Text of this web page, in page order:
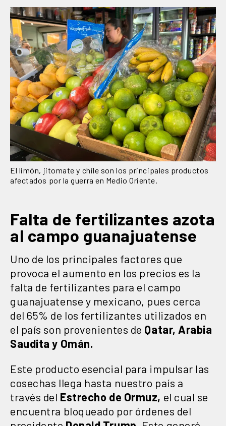
El limón, jitomate y chile son los principales productos
afectados por la guerra en Medio Oriente.
Falta de fertilizantes azota
al campo guanajuatense
Uno de los principales factores que
provoca el aumento en los precios es la
falta de fertilizantes para el campo
guanajuatense y mexicano, pues cerca
del 65% de los fertilizantes utilizados en
el país son provenientes de Qatar, Arabia
Saudita y Omán.
Este producto esencial para impulsar las
cosechas llega hasta nuestro país a
través del Estrecho de Ormuz, el cual se
encuentra bloqueado por órdenes del